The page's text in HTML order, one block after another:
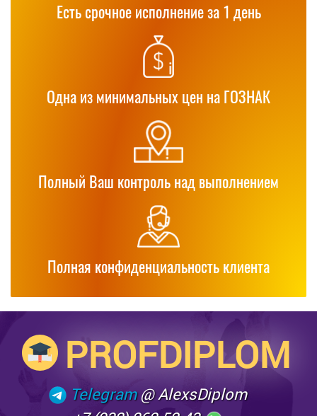
Есть срочное исполнение за 1 день
Одна из минимальных цен на ГОЗНАК
Полный Ваш контроль над выполнением
Полная конфиденциальность клиента
PROFDIPLOM
Telegram @ AlexsDiplom